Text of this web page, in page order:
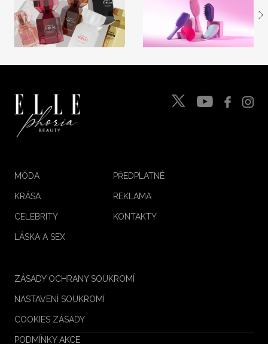
MÓDA
KRÁSA
CELEBRITY
LÁSKA A SEX
PŘEDPLATNÉ
REKLAMA
KONTAKTY
ZÁSADY OCHRANY SOUKROMÍ
NASTAVENÍ SOUKROMÍ
COOKIES ZÁSADY
PODMÍNKY AKCE